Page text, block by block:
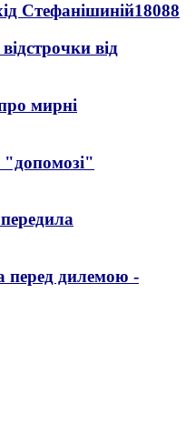
Стефанішиній18088
від
мирні
перед дилемою -